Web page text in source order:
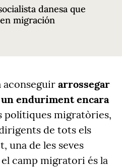
danesa que
migración
aconseguir arrossegar
un enduriment encara
polítiques migratòries,
de tots els
una de les seves
camp migratori és la